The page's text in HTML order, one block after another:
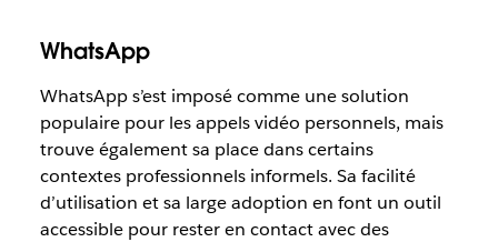
WhatsApp
WhatsApp s’est imposé comme une solution
populaire pour les appels vidéo personnels, mais
trouve également sa place dans certains
contextes professionnels informels. Sa facilité
d’utilisation et sa large adoption en font un outil
accessible pour rester en contact avec des